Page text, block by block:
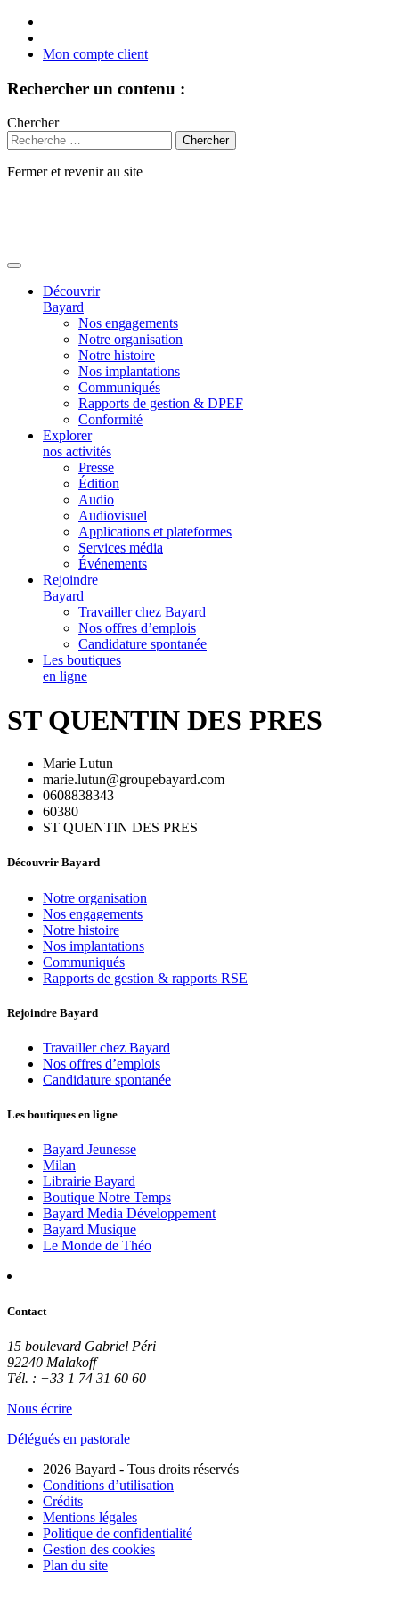
Mon compte client
Rechercher un contenu :
Chercher
Fermer et revenir au site
Découvrir
Bayard
Nos engagements
Notre organisation
Notre histoire
Nos implantations
Communiqués
Rapports de gestion & DPEF
Conformité
Explorer
nos activités
Presse
Édition
Audio
Audiovisuel
Applications et plateformes
Services média
Événements
Rejoindre
Bayard
Travailler chez Bayard
Nos offres d’emplois
Candidature spontanée
Les boutiques
en ligne
ST QUENTIN DES PRES
Marie Lutun
marie.lutun@groupebayard.com
0608838343
60380
ST QUENTIN DES PRES
Découvrir Bayard
Notre organisation
Nos engagements
Notre histoire
Nos implantations
Communiqués
Rapports de gestion & rapports RSE
Rejoindre Bayard
Travailler chez Bayard
Nos offres d’emplois
Candidature spontanée
Les boutiques en ligne
Bayard Jeunesse
Milan
Librairie Bayard
Boutique Notre Temps
Bayard Media Développement
Bayard Musique
Le Monde de Théo
Contact
15 boulevard Gabriel Péri
92240 Malakoff
Tél. : +33 1 74 31 60 60
Nous écrire
Délégués en pastorale
2026 Bayard - Tous droits réservés
Conditions d’utilisation
Crédits
Mentions légales
Politique de confidentialité
Gestion des cookies
Plan du site